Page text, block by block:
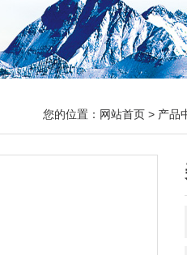
您的位置： 网站首页 > 产品